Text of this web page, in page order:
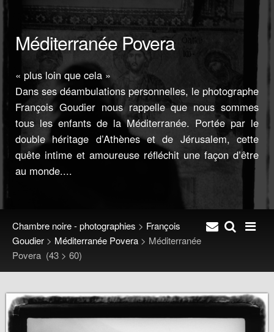
Méditerranée Povera
« plus loin que cela »
Dans ses déambulations personnelles, le photographe
François Goudier nous rappelle que nous sommes
tous les enfants de la Méditerranée. Portée par le
double héritage d’Athènes et de Jérusalem, cette
quête intime et amoureuse réfléchit une façon d’être
au monde....
Chambre noire - photographies > François
Goudier > Méditerranée Povera > Méditerranée
Povera (43 > 60)